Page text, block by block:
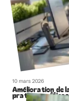
10 mars 2026
Amélioration de
pratiques